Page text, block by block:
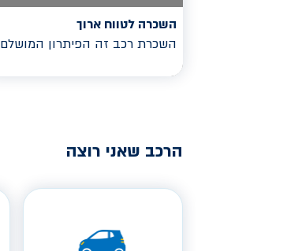
השכרה לטווח ארוך
השכרת רכב זה הפיתרון המושלם
הרכב שאני רוצה